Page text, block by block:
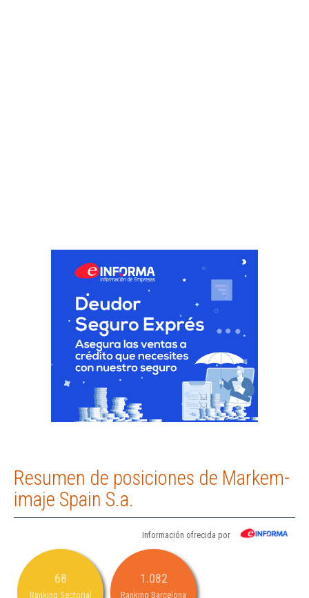
Resumen de posiciones de Markem-
imaje Spain S.a.
Información ofrecida por
68
Ranking Sectorial
1.082
Ranking Barcelona